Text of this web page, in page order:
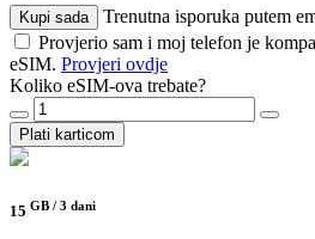
Kupi sada
Trenutna isporuka putem
Provjerio sam i moj telefon je
eSIM. Provjeri ovdje
Koliko eSIM-ova trebate?
Plati karticom
15 GB / 3 dani